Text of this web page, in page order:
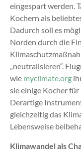
eingespart werden.
Kochern als
Dadurch soll es
Norden durch die
„neutralisieren“.
wie myclimate.org
sie einige Kocher
Derartige
gleichzeitig das
Lebensweise
Klimawandel als